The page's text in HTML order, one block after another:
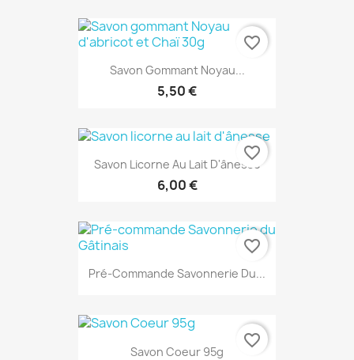
Savon Gommant Noyau...
5,50 €
favorite_border
Savon Licorne Au Lait D'ânesse
6,00 €
favorite_border
Pré-Commande Savonnerie Du...
favorite_border
Savon Coeur 95g
favorite_border